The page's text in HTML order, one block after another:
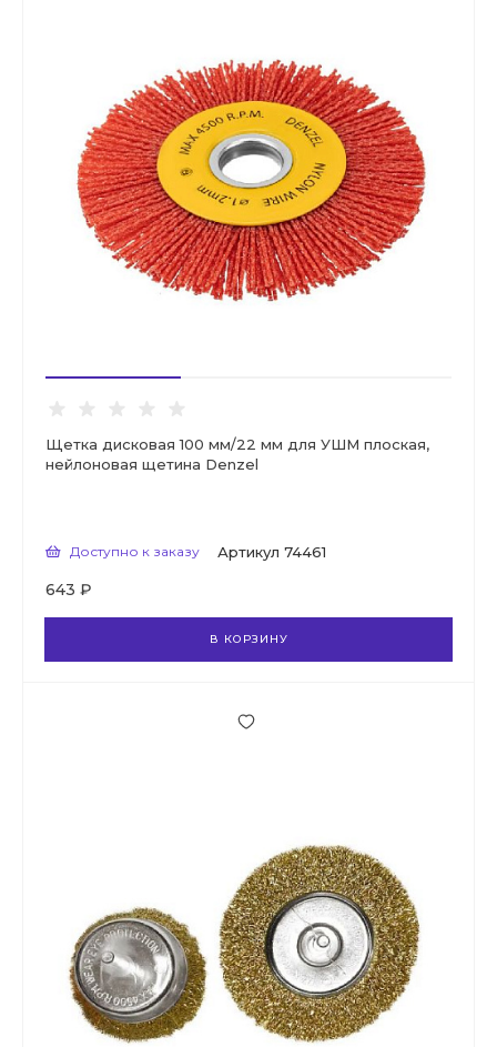
Щетка дисковая 100 мм/22 мм для УШМ плоская,
нейлоновая щетина Denzel
Доступно к заказу Артикул 74461
643 ₽
В КОРЗИНУ